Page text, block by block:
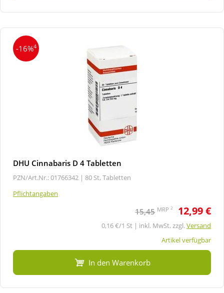
-16%4
DHU Cinnabaris D 4 Tabletten
PZN/Art.Nr.: 01766342 | 80 St, Tabletten
Pflichtangaben
15,45 MRP 2 12,99 €
0,16 €/1 St | inkl. MwSt. zzgl.Versand
Artikel verfügbar
In den Warenkorb